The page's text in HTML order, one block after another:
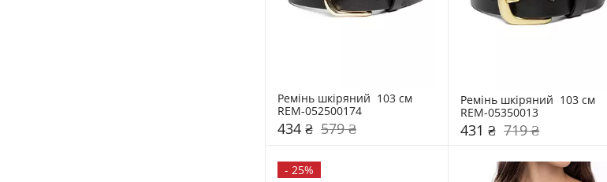
Ремінь шкіряний  103 см
REM-052500174
434 ₴ 579 ₴
Ремінь шкіряний  103 см
REM-05350013
431 ₴ 719 ₴
- 25%